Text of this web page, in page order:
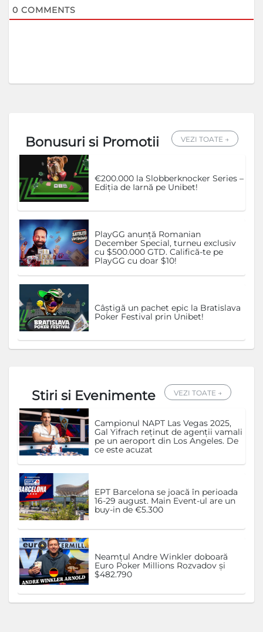
0 COMMENTS
Bonusuri si Promotii VEZI TOATE →
€200.000 la Slobberknocker Series –
Ediția de Iarnă pe Unibet!
PlayGG anunță Romanian
December Special, turneu exclusiv
cu $500.000 GTD. Califică-te pe
PlayGG cu doar $10!
Câștigă un pachet epic la Bratislava
Poker Festival prin Unibet!
Stiri si Evenimente VEZI TOATE →
Campionul NAPT Las Vegas 2025,
Gal Yifrach reținut de agenții vamali
pe un aeroport din Los Angeles. De
ce este acuzat
EPT Barcelona se joacă în perioada
16-29 august. Main Event-ul are un
buy-in de €5.300
Neamțul Andre Winkler doboară
Euro Poker Millions Rozvadov și
$482.790